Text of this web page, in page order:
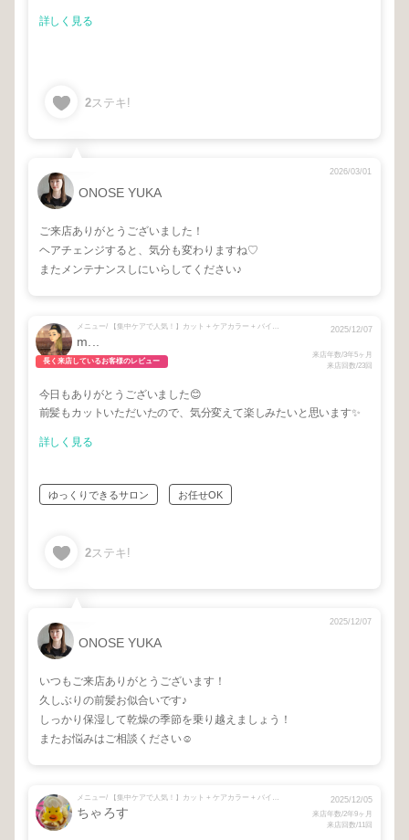
詳しく見る
2ステキ!
ONOSE YUKA
2026/03/01
ご来店ありがとうございました！
ヘアチェンジすると、気分も変わりますね♡
またメンテナンスしにいらしてください♪
メニュー/ 【集中ケアで人気！】カット + ケアカラー + バイカルテ再生トリートメント + 【お悩み中の方☺︎】相談メニュー
m...
長く来店しているお客様のレビュー
2025/12/07
来店年数/3年5ヶ月
来店回数/23回
今日もありがとうございました😊
前髪もカットいただいたので、気分変えて楽しみたいと思います✨
詳しく見る
ゆっくりできるサロン お任せOK
2ステキ!
ONOSE YUKA
2025/12/07
いつもご来店ありがとうございます！
久しぶりの前髪お似合いです♪
しっかり保湿して乾燥の季節を乗り越えましょう！
またお悩みはご相談ください☺︎
メニュー/ 【集中ケアで人気！】カット + ケアカラー + バイカルテ再生トリートメント + 【１番人気！】カット + ケアカラー + システムトリートメント + 【定期的メンテナンスに♡】ケアカラー + システムトリートメント + メンテナンスカット
ちゃろす
2025/12/05
来店年数/2年9ヶ月
来店回数/11回